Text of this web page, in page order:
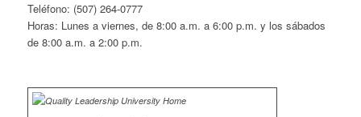
Teléfono: (507) 264-0777
Horas: Lunes a viernes, de 8:00 a.m. a 6:00 p.m. y los sábados
de 8:00 a.m. a 2:00 p.m.